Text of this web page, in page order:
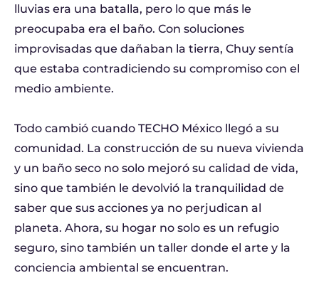
lluvias era una batalla, pero lo que más le
preocupaba era el baño. Con soluciones
improvisadas que dañaban la tierra, Chuy sentía
que estaba contradiciendo su compromiso con el
medio ambiente.
Todo cambió cuando TECHO México llegó a su
comunidad. La construcción de su nueva vivienda
y un baño seco no solo mejoró su calidad de vida,
sino que también le devolvió la tranquilidad de
saber que sus acciones ya no perjudican al
planeta. Ahora, su hogar no solo es un refugio
seguro, sino también un taller donde el arte y la
conciencia ambiental se encuentran.